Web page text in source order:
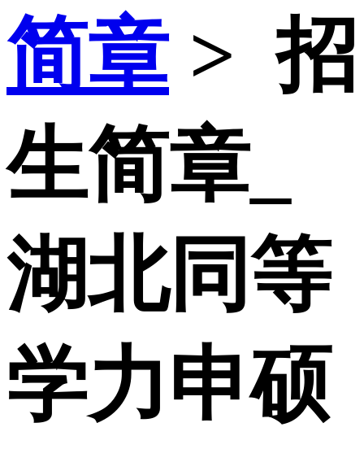
简章 > 招
生简章_
湖北同等
学力申硕